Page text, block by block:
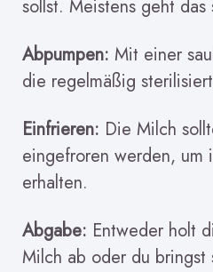
sollst. Meistens geht das
Abpumpen: Mit einer
die regelmäßig
Einfrieren: Die Milch
eingefroren werden, um
erhalten.
Abgabe: Entweder holt
Milch ab oder du bringst